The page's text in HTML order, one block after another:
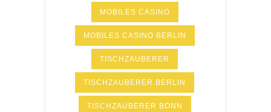
MOBILES CASINO
MOBILES CASINO BERLIN
TISCHZAUBERER
TISCHZAUBERER BERLIN
TISCHZAUBERER BONN